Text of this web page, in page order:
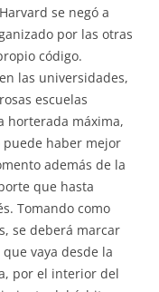
se negó a
por las otras
código.
las universidades,
escuelas
horterada máxima,
puede haber mejor
además de la
que hasta
Tomando como
se deberá marcar
vaya desde la
por el interior del